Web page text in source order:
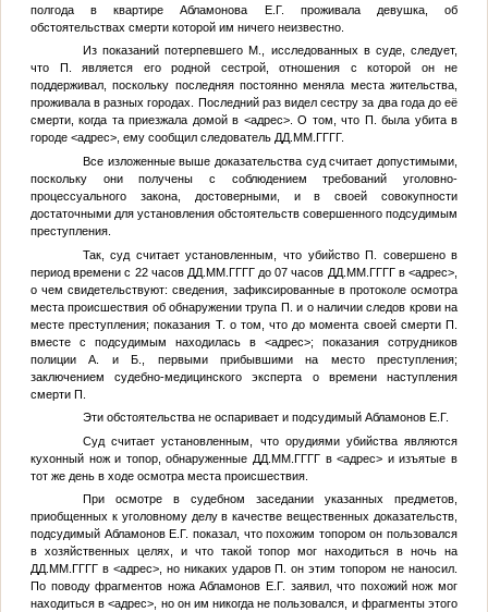
полгода в квартиреАбламонова Е.Г.
проживала девушка, об
обстоятельствах смерти которой им ничего неизвестно.
Из показаний потерпевшего М., исследованных в суде, следует,
что
П. является его родной сестрой, отношения с которой он не
поддерживал, поскольку последняя постоянно меняла места жительства,
проживала в разных городах. Последний раз видел сестру за два года до её
смерти, когда та приезжала домой в <адрес>. О том, что П. была убита в
городе <адрес>, ему сообщил следователь ДД.ММ.ГГГГ.
Все изложенные выше доказательства суд считает допустимыми,
поскольку они получены с соблюдением требований уголовно-
процессуального закона, достоверными, и в своей совокупности
достаточными для установления обстоятельств совершенного подсудимым
преступления.
Так, суд считает установленным, что убийствоП.
совершено в
период времени с 22 часов ДД.ММ.ГГГГдо 07 часов ДД.ММ.ГГГГв<адрес>
о чем свидетельствуют: сведения, зафиксированные в протоколе осмотра
места происшествия об обнаружении трупа П. и о наличии следов крови на
месте преступления; показания Т. о том, что до момента своей смертиП.
вместе с подсудимым находилась в<адрес>; показания сотрудников
полицииА. иБ.
, первыми прибывшими на место преступления;
заключением судебно-медицинского эксперта о времени наступления
смерти П.
Эти обстоятельства не оспаривает и подсудимый Абламонов Е.Г.
Суд считает установленным, что орудиями убийства являются
кухонный нож и топор, обнаруженные ДД.ММ.ГГГГ в<адрес> и изъятые в
тот же день в ходе осмотра места происшествия.
При осмотре в судебном заседании указанных предметов,
приобщенных к уголовному делу в качестве вещественных доказательств,
подсудимый Абламонов Е.Г. показал, что похожим топором он пользовался
в хозяйственных целях, и что такой топор мог находиться в ночь на
ДД.ММ.ГГГГв <адрес>, но никаких ударов П.
он этим топором не наносил.
По поводу фрагментов ножаАбламонов Е.Г. заявил, что похожий нож мог
находиться в<адрес> , но он им никогда не пользовался, и фрагменты этого